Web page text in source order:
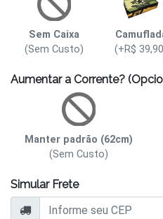
Sem Caixa
(Sem Custo)
(+R$
Aumentar a Corrente?
Manter padrão (62cm)
(Sem Custo)
Simular Frete